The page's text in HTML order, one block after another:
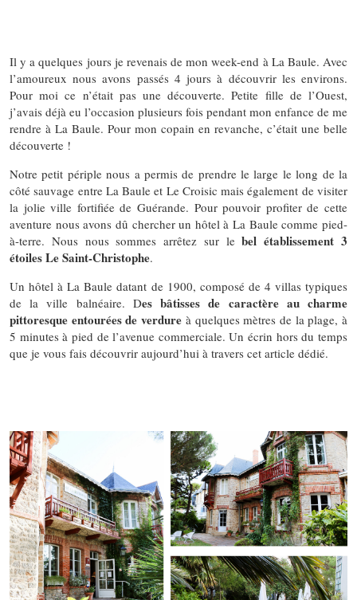
Il y a quelques jours je revenais de mon week-end à La Baule. Avec
l’amoureux nous avons passés 4 jours à découvrir les environs.
Pour moi ce n’était pas une découverte. Petite fille de l’Ouest,
j’avais déjà eu l’occasion plusieurs fois pendant mon enfance de me
rendre à La Baule. Pour mon copain en revanche, c’était une belle
découverte !
Notre petit périple nous a permis de prendre le large le long de la
côté sauvage entre La Baule et Le Croisic mais également de visiter
la jolie ville fortifiée de Guérande. Pour pouvoir profiter de cette
aventure nous avons dû chercher un hôtel à La Baule comme pied-
à-terre. Nous nous sommes arrêtez sur lebel établissement 3
étoiles Le Saint-Christophe.
Un hôtel à La Baule datant de 1900, composé de 4 villas typiques
de la ville balnéaire. Des bâtisses de caractère au charme
pittoresque entourées de verdure à quelques mètres de la plage, à
5 minutes à pied de l’avenue commerciale. Un écrin hors du temps
que je vous fais découvrir aujourd’hui à travers cet article dédié.